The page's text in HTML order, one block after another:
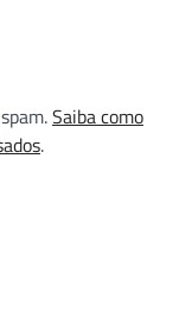
Saiba como
.